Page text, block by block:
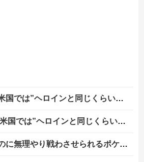
ンと同じくらいヤバい薬”が日本では平気で処方されてる」
ンと同じくらいヤバい薬”が日本では平気で処方されてる」
理やり戦わさせられるポケモンが可哀想